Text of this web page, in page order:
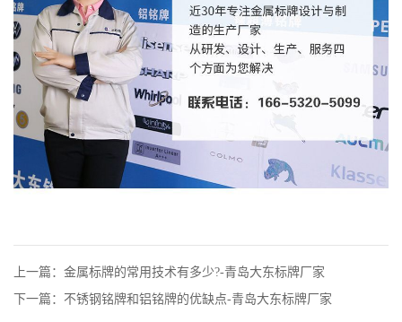
上一篇：金属标牌的常用技术有多少?-青岛大东标牌厂家
下一篇：不锈钢铭牌和铝铭牌的优缺点-青岛大东标牌厂家